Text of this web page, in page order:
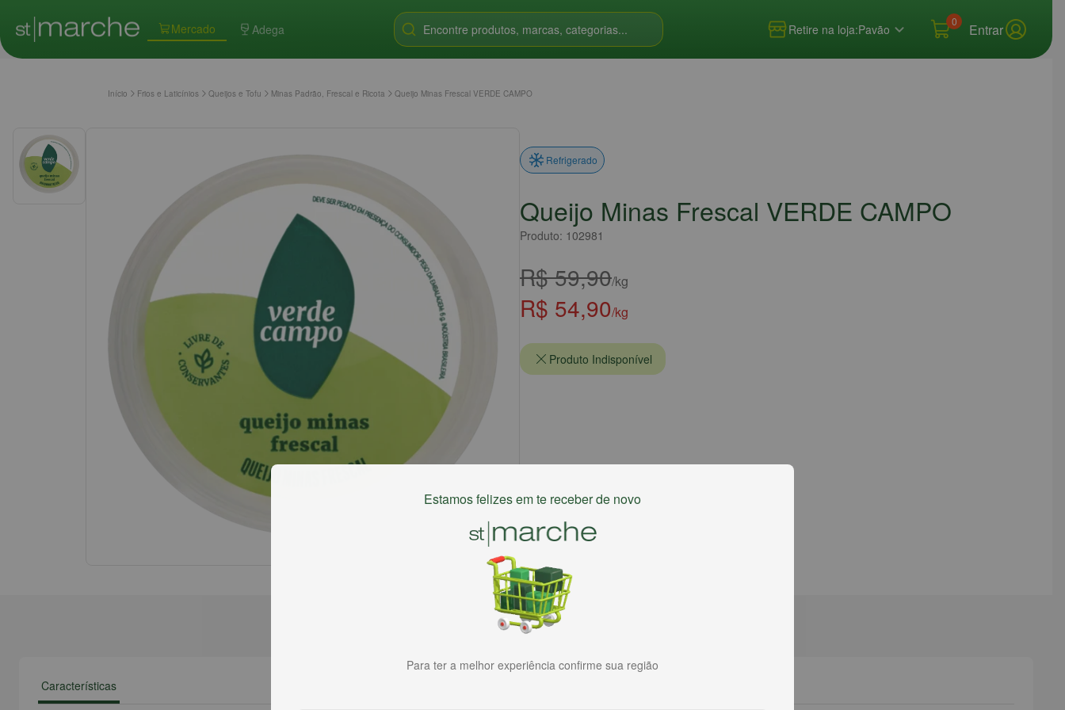
Mercado Adega Encontre produtos, marcas, categorias... Retire na loja:Pavão
0 Entrar
Início Frios e Laticínios Queijos e Tofu Minas Padrão, Frescal e Ricota Queijo Minas Frescal VERDE CAMPO
Refrigerado
Queijo Minas Frescal VERDE CAMPO
Produto: 102981
R$ 59,90/kg
R$ 54,90/kg
Produto Indisponível
Características
Estamos felizes em te receber de novo
Para ter a melhor experiência confirme sua região